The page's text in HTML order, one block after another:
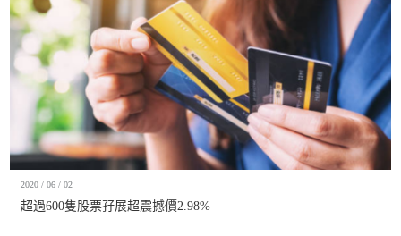
2020 / 06 / 02
超過600隻股票孖展超震撼價2.98%